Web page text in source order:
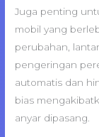
Juga penting
mobil yang
perubahan,
pengeringan
automatis dan
bias
anyar dipasang.